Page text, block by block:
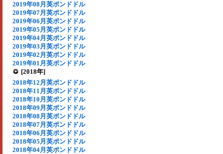
2019年08月英ポンドドル
2019年07月英ポンドドル
2019年06月英ポンドドル
2019年05月英ポンドドル
2019年04月英ポンドドル
2019年03月英ポンドドル
2019年02月英ポンドドル
2019年01月英ポンドドル
[2018年]
2018年12月英ポンドドル
2018年11月英ポンドドル
2018年10月英ポンドドル
2018年09月英ポンドドル
2018年08月英ポンドドル
2018年07月英ポンドドル
2018年06月英ポンドドル
2018年05月英ポンドドル
2018年04月英ポンドドル